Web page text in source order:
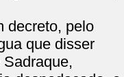
decreto, pelo
que disser